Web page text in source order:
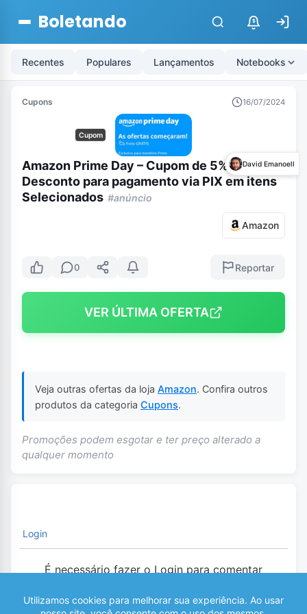
Boletando $
Recentes Populares Lançamentos Notebooks
Cupons 16/07/2024
Cupom
David Emanoell
Amazon Prime Day – Cupom de 5% de
Desconto para pagamento via PIX em itens
Selecionados #anúncio
Amazon
0 Reportar
VER ÚLTIMA OFERTA
Veja outras ofertas da loja Amazon. Confira outros
produtos da categoria Cupons.
Promoções podem esgotar e ter preço alterado a
qualquer momento
Login
É necessário fazer o Login para comentar
0 COMENTÁRIOS